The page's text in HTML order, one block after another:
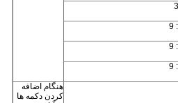
هنگام اضافه
کردن دکمه ها